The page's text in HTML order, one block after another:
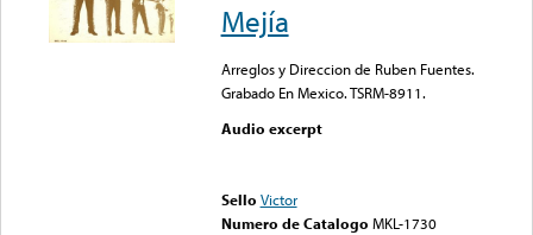
Mejía
Arreglos y Direccion de Ruben Fuentes.
Grabado En Mexico. TSRM-8911.
Audio excerpt
Sello Victor
Numero de Catalogo MKL-1730